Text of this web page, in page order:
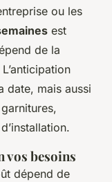
ou les
est
de la
date, mais aussi
vos besoins
dépend de